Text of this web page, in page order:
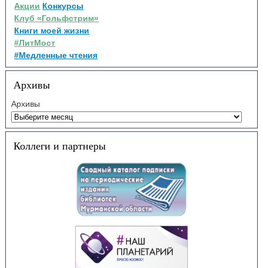
Акции Конкурсы
Клуб «Гольфстрим»
Книги моей жизни
#ЛитМост
#Медленные чтения
Архивы
Архивы
Коллеги и партнеры